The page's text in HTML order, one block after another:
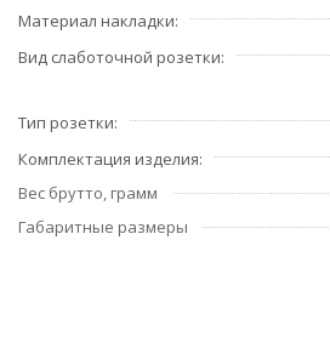
Материал накладки
Вид слаботочной розетки
Тип розетки
Комплектация изделия
Вес брутто, грамм
Габаритные размеры